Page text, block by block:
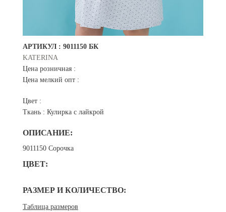
АРТИКУЛ : 9011150 БК
KATERINA
Цена розничная :
Цена мелкий опт :
Цвет :
Ткань : Кулирка с лайкрой
ОПИСАНИЕ:
9011150 Сорочка
ЦВЕТ:
РАЗМЕР И КОЛИЧЕСТВО:
Таблица размеров